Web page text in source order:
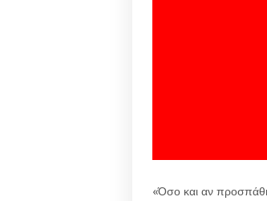
«Όσο και αν